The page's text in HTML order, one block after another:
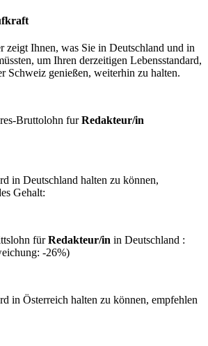
zeigt Ihnen, was Sie in Deutschland und in
um Ihren derzeitigen Lebensstandard,
Schweiz genießen, weiterhin zu halten.
Bruttolohn furRedakteur/in
in Deutschland halten zu können,
Gehalt:
fürRedakteur/in in Deutschland :
-26%)
in Österreich halten zu können, empfehlen